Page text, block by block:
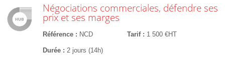
Négociations commerciales, défendre ses
prix et ses marges
Référence NCD Tarif 1 500 €HT
Durée 2 jours (14h)